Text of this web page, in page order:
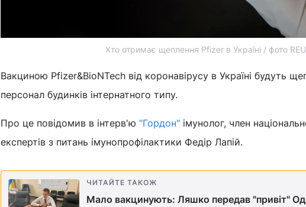
Хто отримає щеплення Pfizer в Україні / фото
Вакциною Pfizer&BioNTech від коронавірусу в Україні будуть
персонал будинків інтернатного типу.
Про це повідомив в інтерв'ю "Гордон" імунолог, член
експертів з питань імунопрофілактики Федір Лапій.
ЧИТАЙТЕ ТАКОЖ
Мало вакцинують: Ляшко передав "привіт"